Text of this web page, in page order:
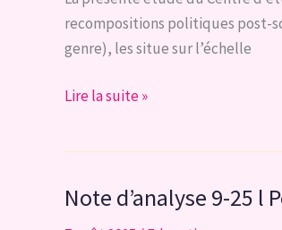
Woke
:
ensemble
recompositions politiques post-
genre), les situe sur l’échelle
Étude
Transferts
Lire la suite »
Note d’analyse 9-25